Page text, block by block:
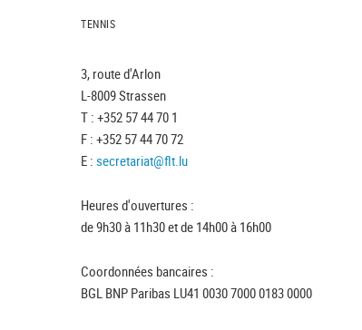
TENNIS
3, route d'Arlon
L-8009 Strassen
T : +352 57 44 70 1
F : +352 57 44 70 72
E : secretariat@flt.lu
Heures d'ouvertures :
de 9h30 à 11h30 et de 14h00 à 16h00
Coordonnées bancaires :
BGL BNP Paribas LU41 0030 7000 0183 0000